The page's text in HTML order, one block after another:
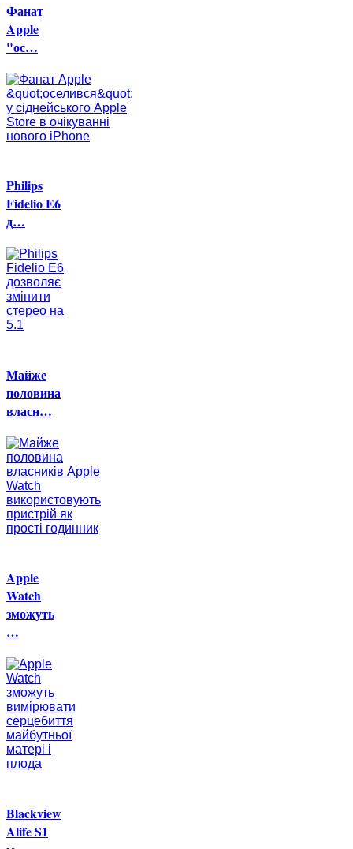
Фанат
Apple
"ос…
Philips
Fidelio E6
д…
Майже
половина
власн…
Apple
Watch
зможуть
…
Blackview
Alife S1